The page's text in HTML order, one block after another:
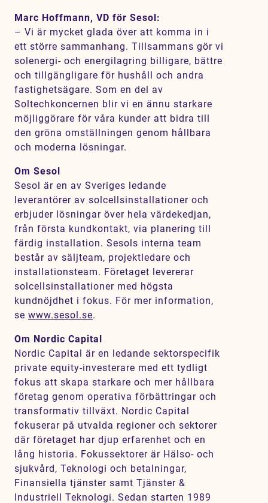
Marc Hoffmann, VD för Sesol:
– Vi är mycket glada över att komma in i
ett större sammanhang. Tillsammans gör vi
solenergi- och energilagring billigare, bättre
och tillgängligare för hushåll och andra
fastighetsägare. Som en del av
Soltechkoncernen blir vi en ännu starkare
möjliggörare för våra kunder att bidra till
den gröna omställningen genom hållbara
och moderna lösningar.
Om Sesol
Sesol är en av Sveriges ledande
leverantörer av solcellsinstallationer och
erbjuder lösningar över hela värdekedjan,
från första kundkontakt, via planering till
färdig installation. Sesols interna team
består av säljteam, projektledare och
installationsteam. Företaget levererar
solcellsinstallationer med högsta
kundnöjdhet i fokus. För mer information,
se www.sesol.se.
Om Nordic Capital
Nordic Capital är en ledande sektorspecifik
private equity-investerare med ett tydligt
fokus att skapa starkare och mer hållbara
företag genom operativa förbättringar och
transformativ tillväxt. Nordic Capital
fokuserar på utvalda regioner och sektorer
där företaget har djup erfarenhet och en
lång historia. Fokussektorer är Hälso- och
sjukvård, Teknologi och betalningar,
Finansiella tjänster samt Tjänster &
Industriell Teknologi. Sedan starten 1989